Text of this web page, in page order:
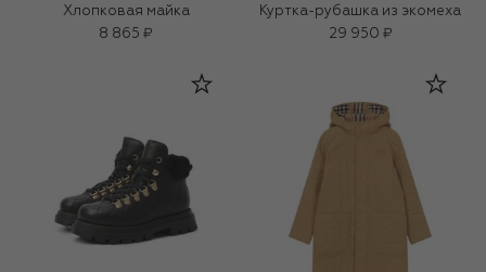
Хлопковая майка
8 865 ₽
Куртка-рубашка из экомеха
29 950 ₽